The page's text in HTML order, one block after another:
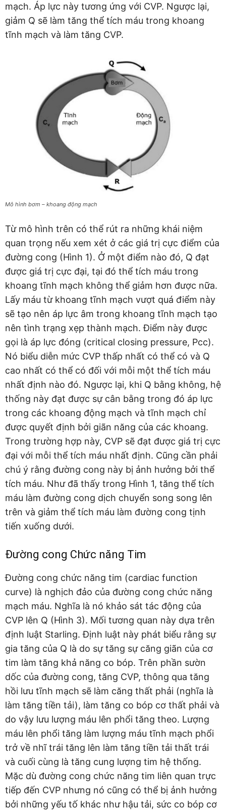
mạch. Áp lực này tương ứng với CVP. Ngược lại,
giảm Q sẽ làm tăng thể tích máu trong khoang
tĩnh mạch và làm tăng CVP.
Mô hình bơm – khoang động mạch
Từ mô hình trên có thể rút ra những khái niệm
quan trọng nếu xem xét ở các giá trị cực điểm của
đường cong (Hình 1). Ở một điểm nào đó, Q đạt
được giá trị cực đại, tại đó thể tích máu trong
khoang tĩnh mạch không thể giảm hơn được nữa.
Lấy máu từ khoang tĩnh mạch vượt quá điểm này
sẽ tạo nên áp lực âm trong khoang tĩnh mạch tạo
nên tình trạng xẹp thành mạch. Điểm này được
gọi là áp lực đóng (critical closing pressure, Pcc).
Nó biểu diễn mức CVP thấp nhất có thể có và Q
cao nhất có thể có đối với mỗi một thể tích máu
nhất định nào đó. Ngược lại, khi Q bằng không, hệ
thống này đạt được sự cân bằng trong đó áp lực
trong các khoang động mạch và tĩnh mạch chỉ
được quyết định bởi giãn năng của các khoang.
Trong trường hợp này, CVP sẽ đạt được giá trị cực
đại với mỗi thể tích máu nhất định. Cũng cần phải
chú ý rằng đường cong này bị ảnh hưởng bởi thể
tích máu. Như đã thấy trong Hình 1, tăng thể tích
máu làm đường cong dịch chuyển song song lên
trên và giảm thể tích máu làm đường cong tịnh
tiến xuống dưới.
Đường cong Chức năng Tim
Đường cong chức năng tim (cardiac function
curve) là nghịch đảo của đường cong chức năng
mạch máu. Nghĩa là nó khảo sát tác động của
CVP lên Q (Hình 3). Mối tương quan này dựa trên
định luật Starling. Định luật này phát biểu rằng sự
gia tăng của Q là do sự tăng sự căng giãn của cơ
tim làm tăng khả năng co bóp. Trên phần sườn
dốc của đường cong, tăng CVP, thông qua tăng
hồi lưu tĩnh mạch sẽ làm căng thất phải (nghĩa là
làm tăng tiền tải), làm tăng co bóp cơ thất phải và
do vậy lưu lượng máu lên phổi tăng theo. Lượng
máu lên phổi tăng làm lượng máu tĩnh mạch phổi
trở về nhĩ trái tăng lên làm tăng tiền tải thất trái
và cuối cùng là tăng cung lượng tim hệ thống.
Mặc dù đường cong chức năng tim liên quan trực
tiếp đến CVP nhưng nó cũng có thể bị ảnh hưởng
bởi những yếu tố khác như hậu tải, sức co bóp cơ